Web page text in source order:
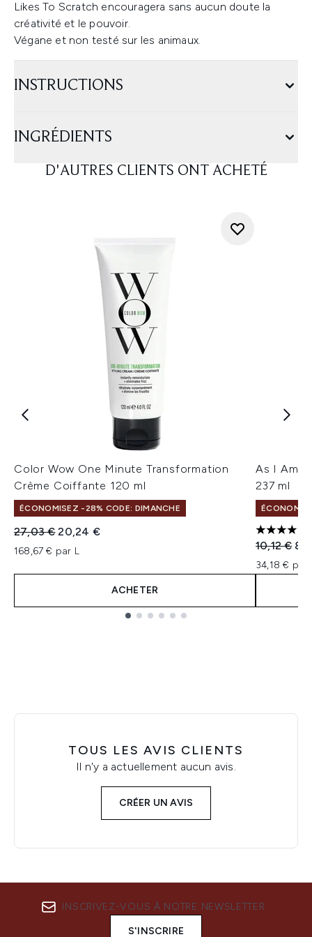
Likes To Scratch encouragera sans aucun doute la
créativité et le pouvoir.
Végane et non testé sur les animaux.
INSTRUCTIONS
INGRÉDIENTS
D'AUTRES CLIENTS ONT ACHETÉ
Color Wow One Minute Transformation
Crème Coiffante 120 ml
ÉCONOMISEZ -28% CODE: DIMANCHE
Prix de vente :
27,03 €Prix ​​actuel :
20,24 €
168,67 € par L
ACHETER
As I Am
237 ml
4.25
Prix de
10,12 €
34,18 € par
TOUS LES AVIS CLIENTS
Il n'y a actuellement aucun avis.
CRÉER UN AVIS
INSCRIVEZ-VOUS À NOTRE NEWSLETTER
S'INSCRIRE